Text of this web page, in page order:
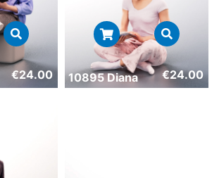
€24.00 10895 Diana €24.00